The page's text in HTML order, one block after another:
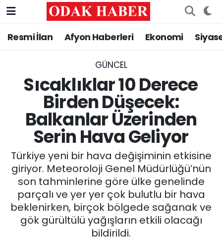
Resmi İlan Afyon Haberleri Ekonomi
GÜNCEL
Sıcaklıklar 10 Derece
Birden Düşecek:
Balkanlar Üzerinden
Serin Hava Geliyor
Türkiye yeni bir hava değişiminin etkisine
giriyor. Meteoroloji Genel Müdürlüğü’nün
son tahminlerine göre ülke genelinde
parçalı ve yer yer çok bulutlu bir hava
beklenirken, birçok bölgede sağanak ve
gök gürültülü yağışların etkili olacağı
bildirildi.
AFYONKARAHİSAR HABERLERİ
ASAYİŞ
GÜNCEL
SİYASET
EĞİTİM
MAGAZİN
SAĞLIK
Nöbetçi Eczaneler
Trafik Durumu
Süper Lig Puan Durumu ve Fikstür
Tüm Manşetler
Son Dakika Haberleri
Haber Arşivi